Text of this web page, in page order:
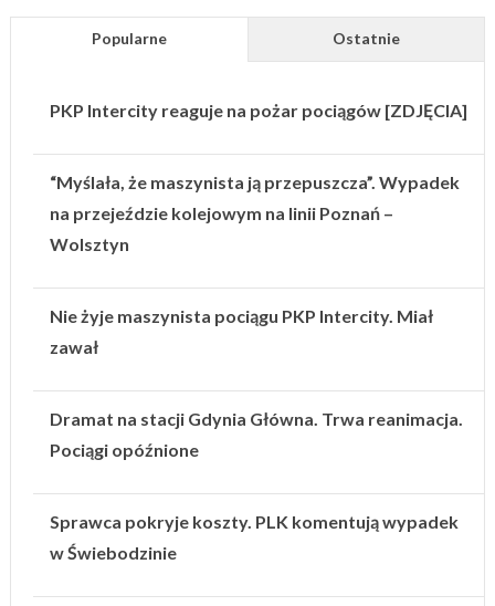
Popularne Ostatnie
PKP Intercity reaguje na pożar pociągów [ZDJĘCIA]
“Myślała, że maszynista ją przepuszcza”. Wypadek
na przejeździe kolejowym na linii Poznań –
Wolsztyn
Nie żyje maszynista pociągu PKP Intercity. Miał
zawał
Dramat na stacji Gdynia Główna. Trwa reanimacja.
Pociągi opóźnione
Sprawca pokryje koszty. PLK komentują wypadek
w Świebodzinie